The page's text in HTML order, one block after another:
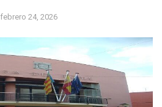
febrero 24, 2026